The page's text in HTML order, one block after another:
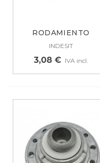
RODAMIENTO
SECADORA INDESIT...
INDESIT
3,08 € IVA incl.